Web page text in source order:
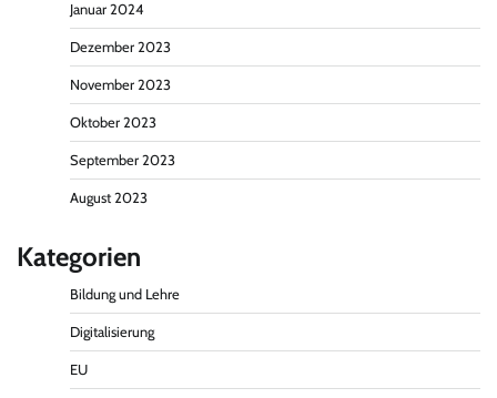
Januar 2024
Dezember 2023
November 2023
Oktober 2023
September 2023
August 2023
Kategorien
Bildung und Lehre
Digitalisierung
EU